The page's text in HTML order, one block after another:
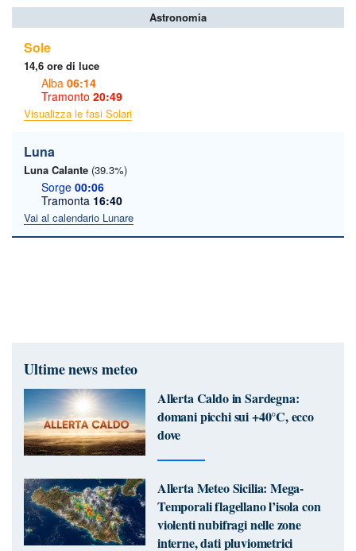
Astronomia
Sole
14,6 ore di luce
Alba 06:14
Tramonto 20:49
Visualizza le fasi Solari
Luna
Luna Calante (39.3%)
Sorge 00:06
Tramonta 16:40
Vai al calendario Lunare
Ultime news meteo
Allerta Caldo in Sardegna:
domani picchi sui +40°C, ecco
dove
Allerta Meteo Sicilia: Mega-
Temporali flagellano l’isola con
violenti nubifragi nelle zone
interne, dati pluviometrici